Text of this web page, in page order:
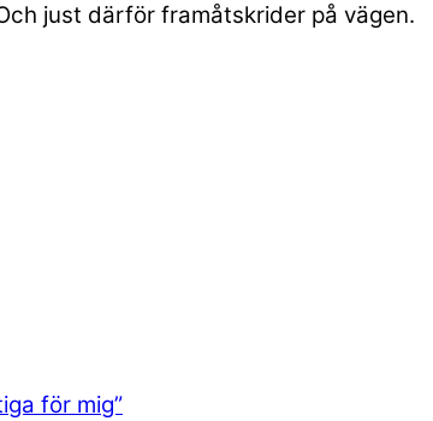
just därför framåtskrider på vägen.
för mig”